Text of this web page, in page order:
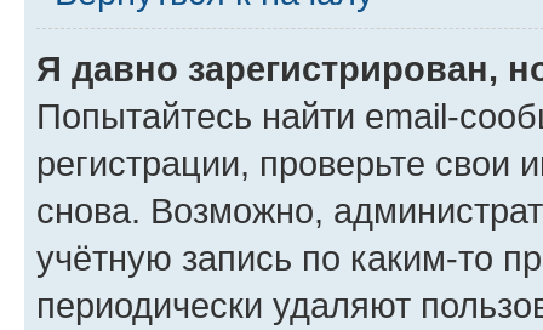
Я давно зарегистрирован,
Попытайтесь найти email-
регистрации, проверьте свои
снова. Возможно,
учётную запись по каким-то
периодически удаляют